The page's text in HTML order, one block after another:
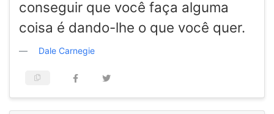
Contato
conseguir que você faça alguma
coisa é dando-lhe o que você quer.
Dale Carnegie